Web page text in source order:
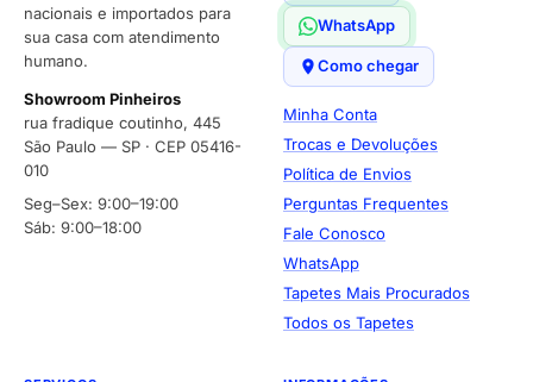
nacionais e importados para
sua casa com atendimento
humano.
Showroom Pinheiros
rua fradique coutinho, 445
São Paulo — SP · CEP 05416-
010
Seg–Sex: 9:00–19:00
Sáb: 9:00–18:00
WhatsApp
Como chegar
Minha Conta
Trocas e Devoluções
Política de Envios
Perguntas Frequentes
Fale Conosco
WhatsApp
Tapetes Mais Procurados
Todos os Tapetes